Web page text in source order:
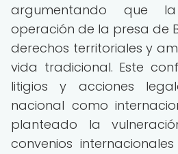
argumentando que
operación de la presa de
derechos territoriales y
vida tradicional. Este
litigios y acciones
nacional como
planteado la
convenios